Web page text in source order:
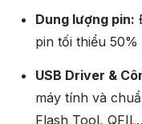
Dung lượng pin:
pin tối thiểu
USB Driver &
máy tính và
Flash Tool,